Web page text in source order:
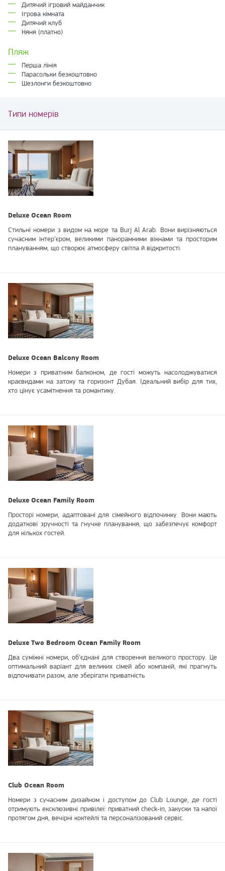
Дитячий ігровий майданчик
Ігрова кімната
Дитячий клуб
Няня (платно)
Пляж
Перша лінія
Парасольки безкоштовно
Шезлонги безкоштовно
Типи номерів
Deluxe Ocean Room
Стильні номери з видом на море та Burj Al Arab. Вони вирізняються
сучасним інтер’єром, великими панорамними вікнами та просторим
плануванням, що створює атмосферу світла й відкритості.
Deluxe Ocean Balcony Room
Номери з приватним балконом, де гості можуть насолоджуватися
краєвидами на затоку та горизонт Дубая. Ідеальний вибір для тих,
хто цінує усамітнення та романтику.
Deluxe Ocean Family Room
Просторі номери, адаптовані для сімейного відпочинку. Вони мають
додаткові зручності та гнучке планування, що забезпечує комфорт
для кількох гостей.
Deluxe Two Bedroom Ocean Family Room
Два суміжні номери, об’єднані для створення великого простору. Це
оптимальний варіант для великих сімей або компаній, які прагнуть
відпочивати разом, але зберігати приватність
Club Ocean Room
Номери з сучасним дизайном і доступом до Club Lounge, де гості
отримують ексклюзивні привілеї: приватний check‑in, закуски та напої
протягом дня, вечірні коктейлі та персоналізований сервіс.